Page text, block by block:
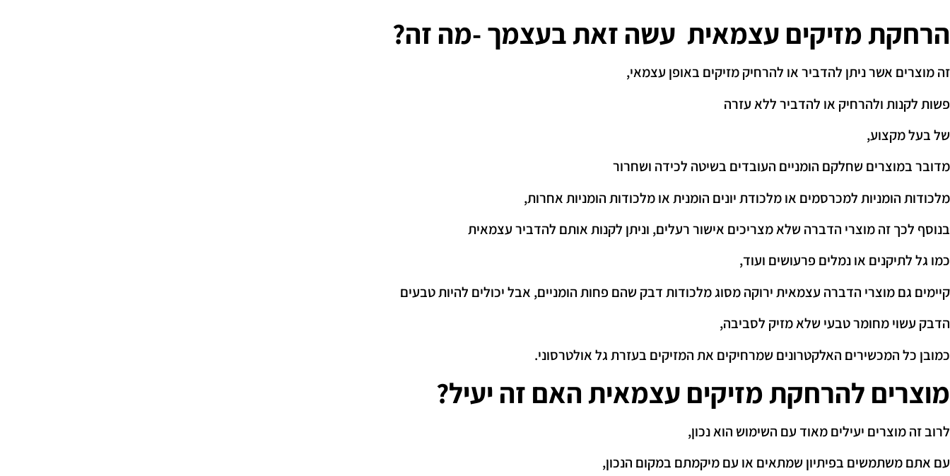
הרחקת מזיקים עצמאית עשה זאת בעצמך -מה זה?
זה מוצרים אשר ניתן להדביר או להרחיק מזיקים באופן עצמאי,
פשות לקנות ולהרחיק או להדביר ללא עזרה
של בעל מקצוע,
מדובר במוצרים שחלקם הומניים העובדים בשיטה לכידה ושחרור
מלכודות הומניות למכרסמים או מלכודת יונים הומנית או מלכודות הומניות אחרות,
בנוסף לכך זה מוצרי הדברה שלא מצריכים אישור רעלים, וניתן לקנות אותם להדביר עצמאית
כמו גל לתיקנים או נמלים פרעושים ועוד,
קיימים גם מוצרי הדברה עצמאית ירוקה מסוג מלכודות דבק שהם פחות הומניים, אבל יכולים להיות טבעים
הדבק עשוי מחומר טבעי שלא מזיק לסביבה,
כמובן כל המכשירים האלקטרונים שמרחיקים את המזיקים בעזרת גל אולטרסוני.
מוצרים להרחקת מזיקים עצמאית האם זה יעיל?
לרוב זה מוצרים יעילים מאוד עם השימוש הוא נכון,
עם אתם משתמשים בפיתיון שמתאים או עם מיקמתם במקום הנכון,